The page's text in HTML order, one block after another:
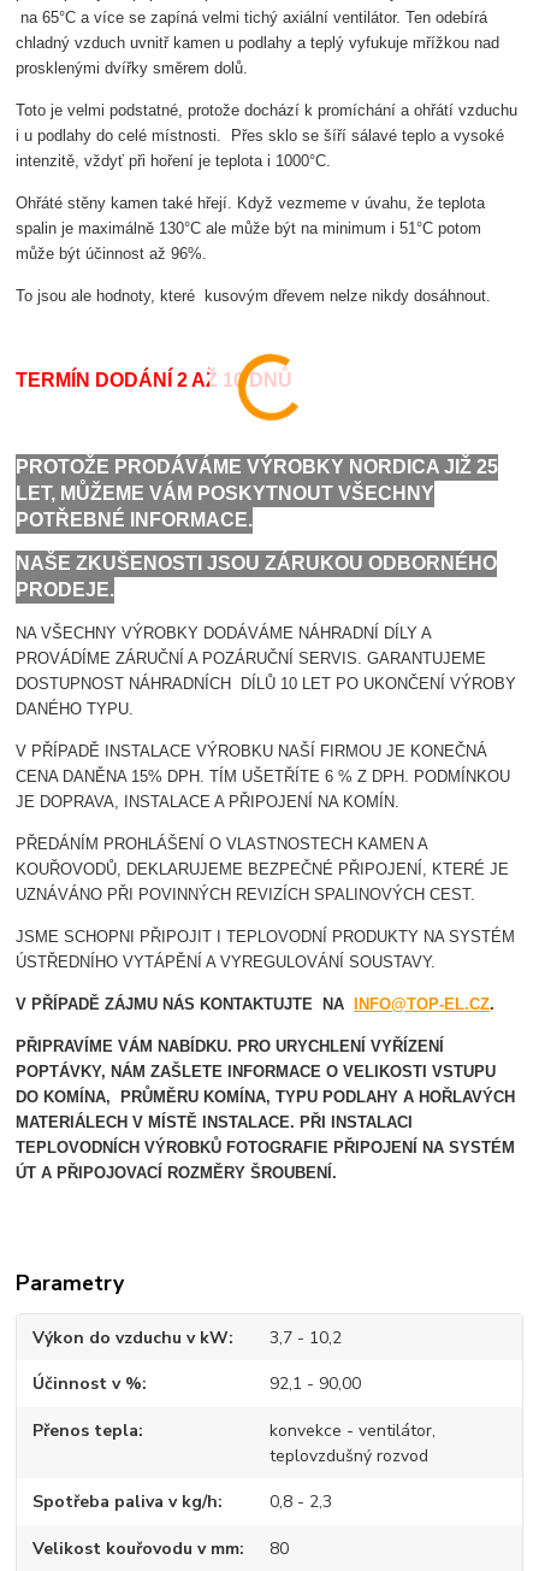
na 65°C a více se zapíná velmi tichý axiální ventilátor. Ten odebírá
chladný vzduch uvnitř kamen u podlahy a teplý vyfukuje mřížkou nad
prosklenými dvířky směrem dolů.
Toto je velmi podstatné, protože dochází k promíchání a ohřátí vzduchu
i u podlahy do celé místnosti. Přes sklo se šíří sálavé teplo a vysoké
intenzitě, vždyť při hoření je teplota i 1000°C.
Ohřáté stěny kamen také hřejí. Když vezmeme v úvahu, že teplota
spalin je maximálně 130°C ale může být na minimum i 51°C potom
může být účinnost až 96%.
To jsou ale hodnoty, které kusovým dřevem nelze nikdy dosáhnout.
TERMÍN DODÁNÍ 2 AŽ 10 DNŮ
PROTOŽE PRODÁVÁME VÝROBKY NORDICA JIŽ 25
LET, MŮŽEME VÁM POSKYTNOUT VŠECHNY
POTŘEBNÉ INFORMACE.
NAŠE ZKUŠENOSTI JSOU ZÁRUKOU ODBORNÉHO
PRODEJE.
NA VŠECHNY VÝROBKY DODÁVÁME NÁHRADNÍ DÍLY A
PROVÁDÍME ZÁRUČNÍ A POZÁRUČNÍ SERVIS. GARANTUJEME
DOSTUPNOST NÁHRADNÍCH DÍLŮ 10 LET PO UKONČENÍ VÝROBY
DANÉHO TYPU.
V PŘÍPADĚ INSTALACE VÝROBKU NAŠÍ FIRMOU JE KONEČNÁ
CENA DANĚNA 15% DPH. TÍM UŠETŘÍTE 6 % Z DPH. PODMÍNKOU
JE DOPRAVA, INSTALACE A PŘIPOJENÍ NA KOMÍN.
PŘEDÁNÍM PROHLÁŠENÍ O VLASTNOSTECH KAMEN A
KOUŘOVODŮ, DEKLARUJEME BEZPEČNÉ PŘIPOJENÍ, KTERÉ JE
UZNÁVÁNO PŘI POVINNÝCH REVIZÍCH SPALINOVÝCH CEST.
JSME SCHOPNI PŘIPOJIT I TEPLOVODNÍ PRODUKTY NA SYSTÉM
ÚSTŘEDNÍHO VYTÁPĚNÍ A VYREGULOVÁNÍ SOUSTAVY.
V PŘÍPADĚ ZÁJMU NÁS KONTAKTUJTE NA INFO@TOP-EL.CZ.
PŘIPRAVÍME VÁM NABÍDKU. PRO URYCHLENÍ VYŘÍZENÍ
POPTÁVKY, NÁM ZAŠLETE INFORMACE O VELIKOSTI VSTUPU
DO KOMÍNA, PRŮMĚRU KOMÍNA, TYPU PODLAHY A HOŘLAVÝCH
MATERIÁLECH V MÍSTĚ INSTALACE. PŘI INSTALACI
TEPLOVODNÍCH VÝROBKŮ FOTOGRAFIE PŘIPOJENÍ NA SYSTÉM
ÚT A PŘIPOJOVACÍ ROZMĚRY ŠROUBENÍ.
Parametry
Výkon do vzduchu v kW 3,7 - 10,2
Účinnost v % 92,1 - 90,00
Přenos tepla
konvekce - ventilátor,
teplovzdušný rozvod
Spotřeba paliva v kg/h 0,8 - 2,3
Velikost kouřovodu v mm 80